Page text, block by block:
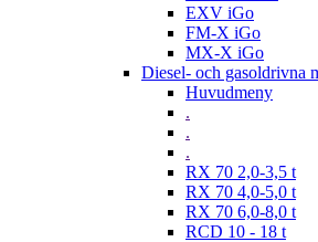
EXV iGo
FM-X iGo
MX-X iGo
Diesel- och gasoldrivna
Huvudmeny
.
.
.
RX 70 2,0-3,5 t
RX 70 4,0-5,0 t
RX 70 6,0-8,0 t
RCD 10 - 18 t